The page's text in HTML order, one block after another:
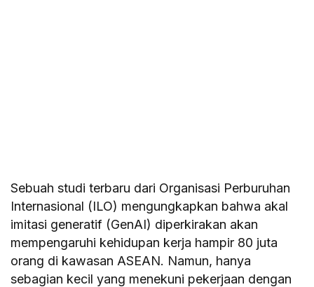
Sebuah studi terbaru dari Organisasi Perburuhan
Internasional (ILO) mengungkapkan bahwa akal
imitasi generatif (GenAI) diperkirakan akan
mempengaruhi kehidupan kerja hampir 80 juta
orang di kawasan ASEAN. Namun, hanya
sebagian kecil yang menekuni pekerjaan dengan